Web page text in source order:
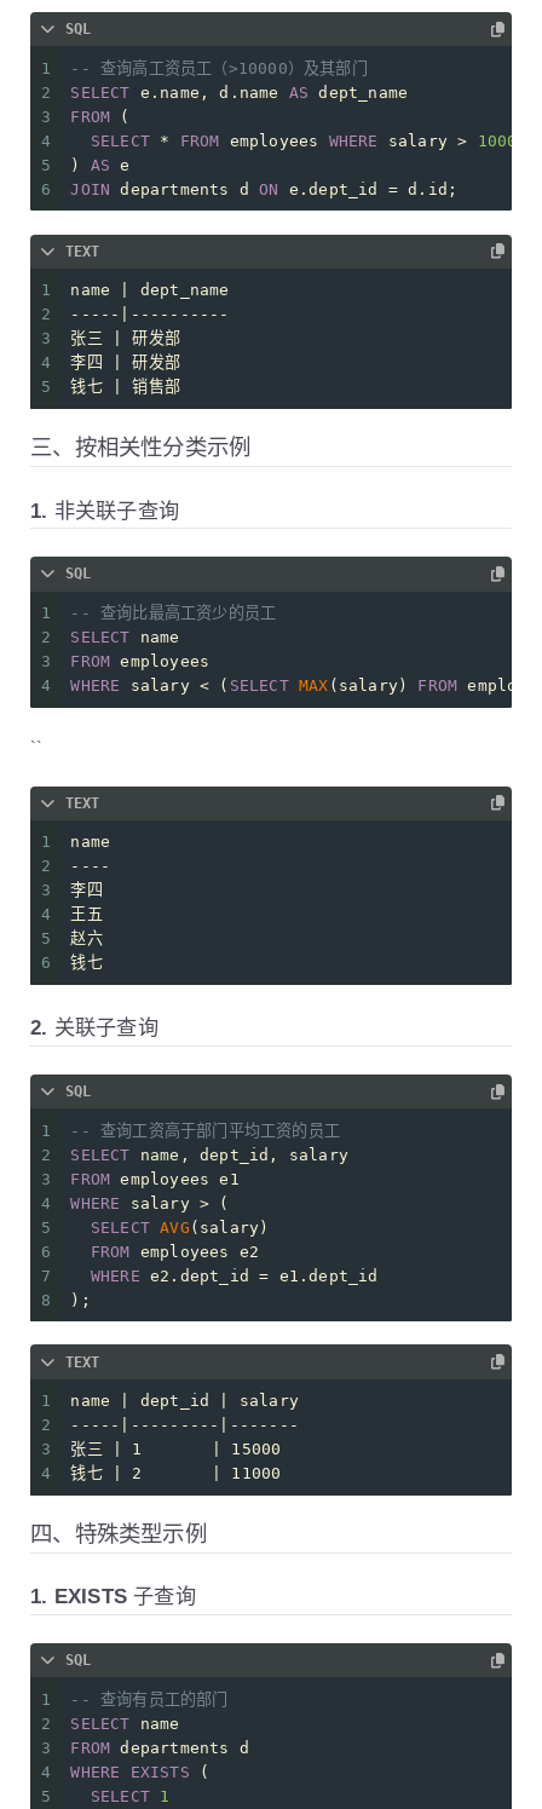
SQL
1
2
3
4
5
6
-- 查询高工资员工（>10000）及其部门
SELECT e.name, d.name AS dept_name
FROM (
SELECT
* FROM employees WHERE salary >
10000
) AS e
JOIN departments d ON e.dept_id = d.id;
TEXT
1
2
3
4
5
name | dept_name
-----|----------
张三 | 研发部
李四 | 研发部
钱七 | 销售部
三、按相关性分类示例
1. 非关联子查询
SQL
1
2
3
4
-- 查询比最高工资少的员工
SELECT name
FROM employees
WHERE salary < ( SELECT MAX (salary) FROM
``
TEXT
1
2
3
4
5
6
name
----
李四
王五
赵六
钱七
2. 关联子查询
SQL
1
2
3
4
5
6
7
8
-- 查询工资高于部门平均工资的员工
SELECT name, dept_id, salary
FROM employees e1
WHERE salary > (
SELECT AVG (salary)
FROM employees e2
WHERE e2.dept_id = e1.dept_id
);
TEXT
1
2
3
4
name | dept_id | salary
-----|---------|-------
张三 | 1       | 15000
钱七 | 2       | 11000
四、特殊类型示例
1. EXISTS 子查询
SQL
1
2
3
4
5
-- 查询有员工的部门
SELECT name
FROM departments d
WHERE
EXISTS (
SELECT
1